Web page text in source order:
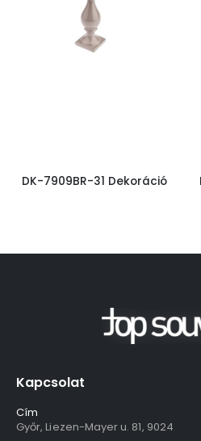
DK-7909BR-31 Dekoráció
Kapcsolat
Cím
Győr, Liezen-Mayer u. 81, 9024